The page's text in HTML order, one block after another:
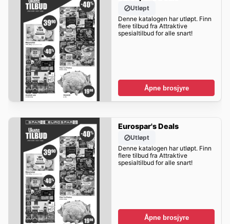
Utløpt
Denne katalogen har utløpt. Finn
flere tilbud fra Attraktive
spesialtilbud for alle snart!
Åpne brosjyre
Eurospar's Deals
Utløpt
Denne katalogen har utløpt. Finn
flere tilbud fra Attraktive
spesialtilbud for alle snart!
Åpne brosjyre